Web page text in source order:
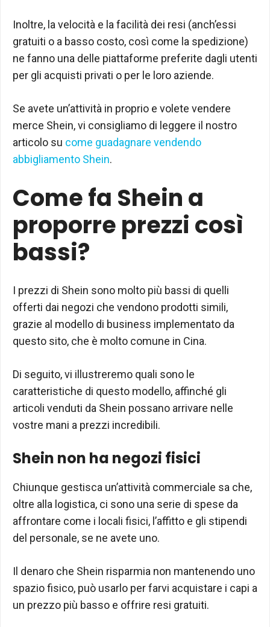
Inoltre, la velocità e la facilità dei resi (anch’essi
gratuiti o a basso costo, così come la spedizione)
ne fanno una delle piattaforme preferite dagli utenti
per gli acquisti privati o per le loro aziende.
Se avete un’attività in proprio e volete vendere
merce Shein, vi consigliamo di leggere il nostro
articolo su come guadagnare vendendo
abbigliamento Shein.
Come fa Shein a
proporre prezzi così
bassi?
I prezzi di Shein sono molto più bassi di quelli
offerti dai negozi che vendono prodotti simili,
grazie al modello di business implementato da
questo sito, che è molto comune in Cina.
Di seguito, vi illustreremo quali sono le
caratteristiche di questo modello, affinché gli
articoli venduti da Shein possano arrivare nelle
vostre mani a prezzi incredibili.
Shein non ha negozi fisici
Chiunque gestisca un’attività commerciale sa che,
oltre alla logistica, ci sono una serie di spese da
affrontare come i locali fisici, l’affitto e gli stipendi
del personale, se ne avete uno.
Il denaro che Shein risparmia non mantenendo uno
spazio fisico, può usarlo per farvi acquistare i capi a
un prezzo più basso e offrire resi gratuiti.